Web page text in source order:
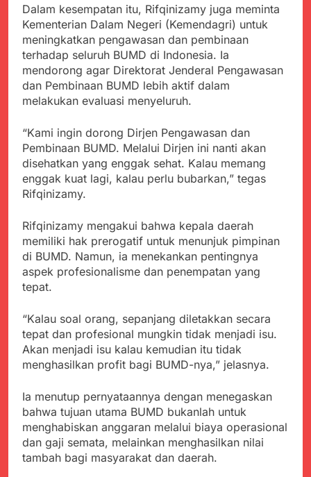
di Wilayah 3T Tuntas
Pekan Ini, Integrasi
Data MBG Hampir
Rampung
Agustus 6, 2026
Bobby Maulana Pastikan
Kawasan Kuliner Ahmad
Yani Tetap Bersih,
Pemkot Sukabumi
Perkuat Penataan
Pedagang dan
Agustus 6, 2026
Ribuan Warga Padati
Peringatan Hari ASI
Sedunia di Cibadak,
PDIP Tegaskan ASI
adalah Investasi
Peradaban dan Upaya
Cegah Stunting
Wujud Kepedulian Polri,
Kapolresta Sumenep
Koordinasikan dan
Berangkatkan Empat
Korban Kebakaran KMP
Surabaya
Agustus 5, 2026
SMA Negeri Nyalindung
Disorot karena Dinilai
Bertentangan dengan
Edaran Disdik Jabar
Ketua Umum FSP
Maritim Indonesia
Bantah Isu Mogok
Nasional TKBM: “Belum
Ada Keputusan Resmi”
Agustus 3, 2026
Menjelajahi Potensi
Alam dan Kehangatan
Korban Tenggelam di
Perairan Giligenting
Ditemukan, Polisi
Pastikan Penanganan
Berjalan Sesuai
Agustus 3, 2026
Kapolresta Sumenep
Sambut Kedatangan
Mutiara Sentosa 2 di
Pelabuhan Kalianget
Agustus 3, 2026
Dalam kesempatan itu, Rifqinizamy juga meminta
Kementerian Dalam Negeri (Kemendagri) untuk
meningkatkan pengawasan dan pembinaan
terhadap seluruh BUMD di Indonesia. Ia
mendorong agar Direktorat Jenderal Pengawasan
dan Pembinaan BUMD lebih aktif dalam
melakukan evaluasi menyeluruh.
“Kami ingin dorong Dirjen Pengawasan dan
Pembinaan BUMD. Melalui Dirjen ini nanti akan
disehatkan yang enggak sehat. Kalau memang
enggak kuat lagi, kalau perlu bubarkan,” tegas
Rifqinizamy.
Rifqinizamy mengakui bahwa kepala daerah
memiliki hak prerogatif untuk menunjuk pimpinan
di BUMD. Namun, ia menekankan pentingnya
aspek profesionalisme dan penempatan yang
tepat.
“Kalau soal orang, sepanjang diletakkan secara
tepat dan profesional mungkin tidak menjadi isu.
Akan menjadi isu kalau kemudian itu tidak
menghasilkan profit bagi BUMD-nya,” jelasnya.
Ia menutup pernyataannya dengan menegaskan
bahwa tujuan utama BUMD bukanlah untuk
menghabiskan anggaran melalui biaya operasional
dan gaji semata, melainkan menghasilkan nilai
tambah bagi masyarakat dan daerah.